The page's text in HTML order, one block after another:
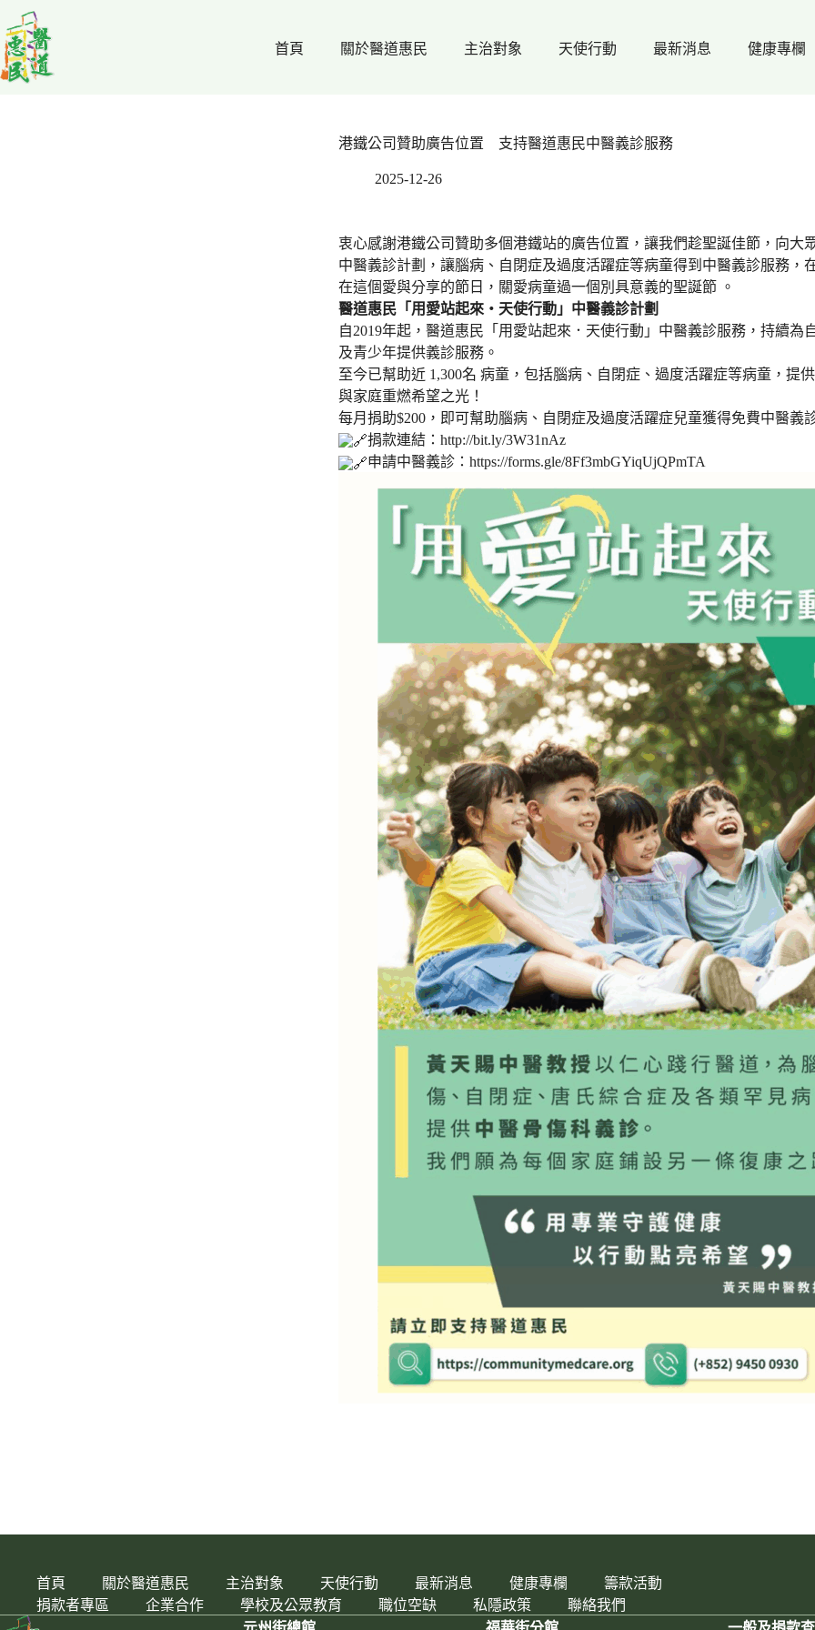
至
主
要
首頁 關於醫道惠民 主治對象 天使行動 最新消息 健康專欄
港鐵公司贊助廣告位置 支持醫道惠民中醫義診服務
2025-12-26
衷心感謝港鐵公司贊助多個港鐵站的廣告位置，讓我們趁聖誕佳節，向大
中醫義診計劃，讓腦病、自閉症及過度活躍症等病童得到中醫義診服務，
在這個愛與分享的節日，關愛病童過一個別具意義的聖誕節 。
醫道惠民「用愛站起來・天使行動」中醫義診計劃
自2019年起，醫道惠民「用愛站起來．天使行動」中醫義診服務，持續
及青少年提供義診服務。
至今已幫助近 1,300名 病童，包括腦病、自閉症、過度活躍症等病童，提
與家庭重燃希望之光！
每月捐助$200，即可幫助腦病、自閉症及過度活躍症兒童獲得免費中醫義
捐款連結： http://bit.ly/3W31nAz
申請中醫義診： https://forms.gle/8Ff3mbGYiqUjQPmTA
首頁 關於醫道惠民 主治對象 天使行動 最新消息 健康專欄
籌款活動
捐款者專區
企業合作 學校及公眾教育 職位空缺 私隱政策
聯絡我們